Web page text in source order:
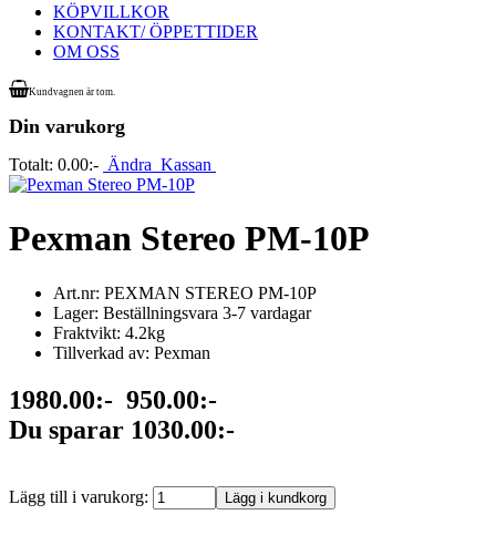
KÖPVILLKOR
KONTAKT/ ÖPPETTIDER
OM OSS
Kundvagnen är tom.
Din varukorg
Totalt: 0.00:- Ändra Kassan
Pexman Stereo PM-10P
Art.nr: PEXMAN STEREO PM-10P
Lager: Beställningsvara 3-7 vardagar
Fraktvikt: 4.2kg
Tillverkad av: Pexman
1980.00:- 950.00:-
Du sparar 1030.00:-
Lägg till i varukorg: